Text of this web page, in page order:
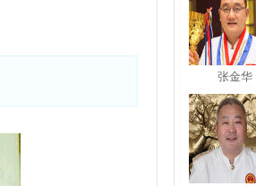
张金华